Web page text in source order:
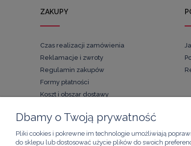
ZAKUPY
Czas realizacji zamówienia
Reklamacje i zwroty
Regulamin zakupów
Formy płatności
Koszt i obszar dostawy
Dbamy o Twoją prywatność
Pliki cookies i pokrewne im technologie umożliwiają
do sklepu lub dostosować użycie plików do swoich